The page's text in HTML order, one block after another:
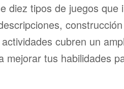
diez tipos de juegos que
cubren un
mejorar tus habilidades